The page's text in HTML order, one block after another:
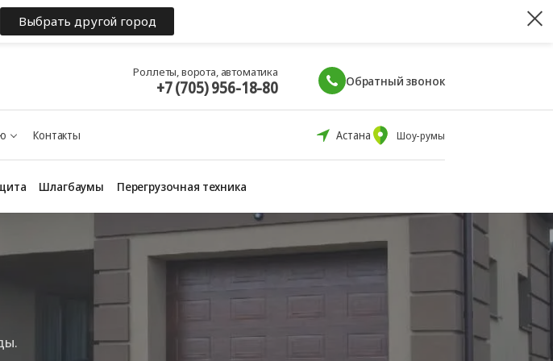
Роллеты, ворота, автоматика
+7 (705) 956-18-80 Обратный звонок
Контакты Астана Шоу-румы
Шлагбаумы Перегрузочная техника
Выбрать другой город